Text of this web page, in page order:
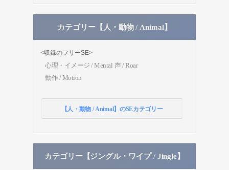
カテゴリー【人・動物 / Animal】
<収録のフリーSE>
心理・イメージ / Mental 声 / Roar
動作 / Motion
【人・動物 / Animal】のSEカテゴリー
カテゴリー【ジングル・ワイプ / Jingle】